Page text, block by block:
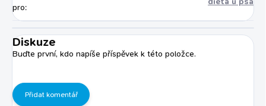
pro:
Diskuze
Buďte první, kdo napíše příspěvek k této položce.
Přidat komentář